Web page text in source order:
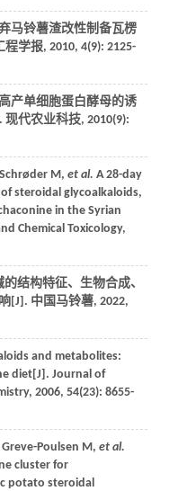
马铃薯渣改性制备瓦楞
程学报, 2010, 4(9): 2125-
产单细胞蛋白酵母的诱
现代农业科技, 2010(9):
Schrøder M, et al. A 28-day
steroidal glycoalkaloids,
in the Syrian
Chemical Toxicology,
结构特征、生物合成、
[J]. 中国马铃薯, 2022,
and metabolites:
diet[J]. Journal of
, 2006, 54(23): 8655-
Greve-Poulsen M, et al.
cluster for
potato steroidal